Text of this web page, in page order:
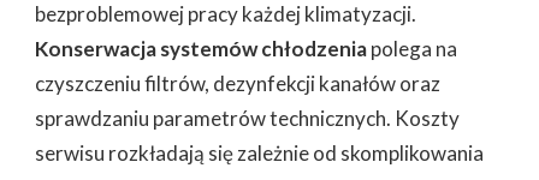
bezproblemowej pracy każdej klimatyzacji.
Konserwacja systemów chłodzeniapolega na
czyszczeniu filtrów, dezynfekcji kanałów oraz
sprawdzaniu parametrów technicznych. Koszty
serwisu rozkładają się zależnie od skomplikowania